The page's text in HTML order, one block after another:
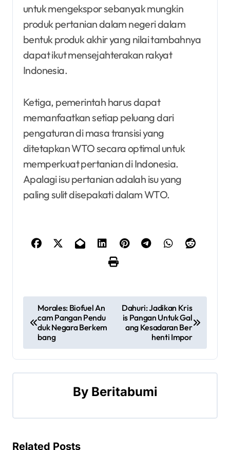
untuk mengekspor sebanyak mungkin
produk pertanian dalam negeri dalam
bentuk produk akhir yang nilai tambahnya
dapat ikut mensejahterakan rakyat
Indonesia.
Ketiga, pemerintah harus dapat
memanfaatkan setiap peluang dari
pengaturan di masa transisi yang
ditetapkan WTO secara optimal untuk
memperkuat pertanian di Indonesia.
Apalagi isu pertanian adalah isu yang
paling sulit disepakati dalam WTO.
o
s
t
Morales: Biofuel An
cam Pangan Pendu
duk Negara Berkem
bang
Dahuri: Jadikan Kris
is Pangan Untuk Gal
ang Kesadaran Ber
henti Impor
By Beritabumi
Related Posts